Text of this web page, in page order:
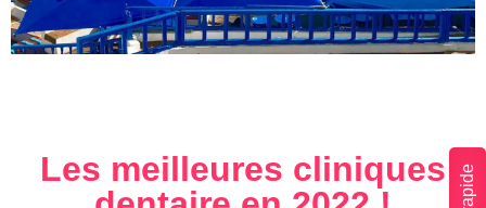
Les meilleures cliniques